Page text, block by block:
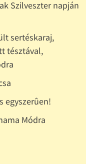
Szilveszter napján
sertéskaraj,
tésztával,
egyszerûen!
Módra